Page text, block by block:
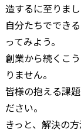
造するに至りまし
自分たちででき
ってみよう。
創業から続くこ
りません。
皆様の抱える課
ださい。
きっと、解決の